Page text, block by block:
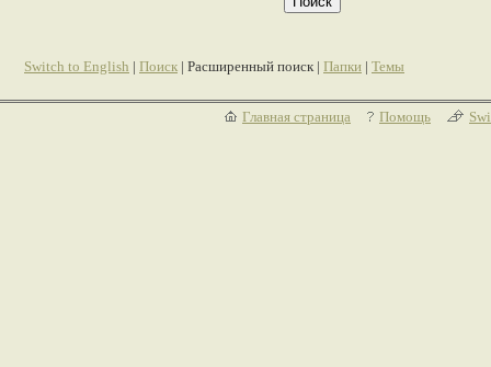
Switch to English | Поиск | Расширенный поиск | Папки | Темы
Главная страница Помощь